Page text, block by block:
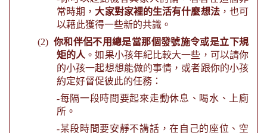
常時期， 大家對家裡的生活有什麼想法，也可
以藉此獲得一些新的共識。
(2) 你和伴侶不用總是當那個發號施令或是立下規
矩的人 。如果小孩年紀比較大一些，可以請你
的小孩一起想想能做的事情，或者跟你的小孩
約定好督促彼此的任務：
-每隔一段時間要起來走動休息、喝水、上廁
所。
-某段時間要安靜不講話，在自己的座位、空